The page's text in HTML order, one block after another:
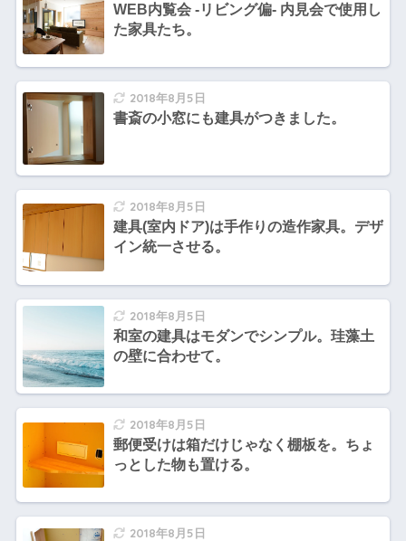
WEB内覧会 -リビング偏- 内見会で使用し
た家具たち。
2018年8月5日
書斎の小窓にも建具がつきました。
2018年8月5日
建具(室内ドア)は手作りの造作家具。デザ
イン統一させる。
2018年8月5日
和室の建具はモダンでシンプル。珪藻土
の壁に合わせて。
2018年8月5日
郵便受けは箱だけじゃなく棚板を。ちょ
っとした物も置ける。
2018年8月5日